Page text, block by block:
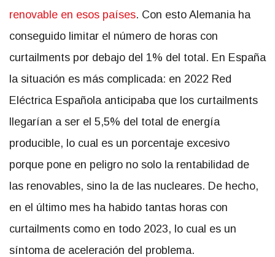
renovable en esos países. Con esto Alemania ha
conseguido limitar el número de horas con
curtailments por debajo del 1% del total. En España
la situación es más complicada: en 2022 Red
Eléctrica Española anticipaba que los curtailments
llegarían a ser el 5,5% del total de energía
producible, lo cual es un porcentaje excesivo
porque pone en peligro no solo la rentabilidad de
las renovables, sino la de las nucleares. De hecho,
en el último mes ha habido tantas horas con
curtailments como en todo 2023, lo cual es un
síntoma de aceleración del problema.